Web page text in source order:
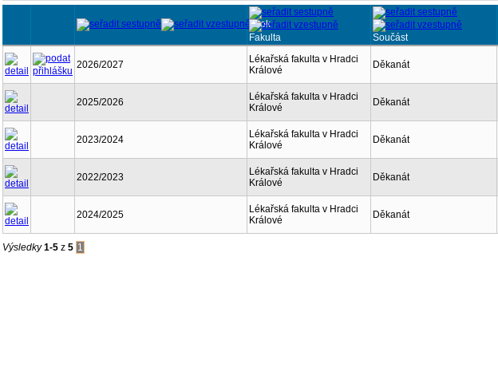
Rok
Fakulta
Součást
2026/2027
Lékařská fakulta v Hradci
Králové
Děkanát
2025/2026
Lékařská fakulta v Hradci
Králové
Děkanát
2023/2024
Lékařská fakulta v Hradci
Králové
Děkanát
2022/2023
Lékařská fakulta v Hradci
Králové
Děkanát
2024/2025
Lékařská fakulta v Hradci
Králové
Děkanát
Výsledky1-5 z 5 1